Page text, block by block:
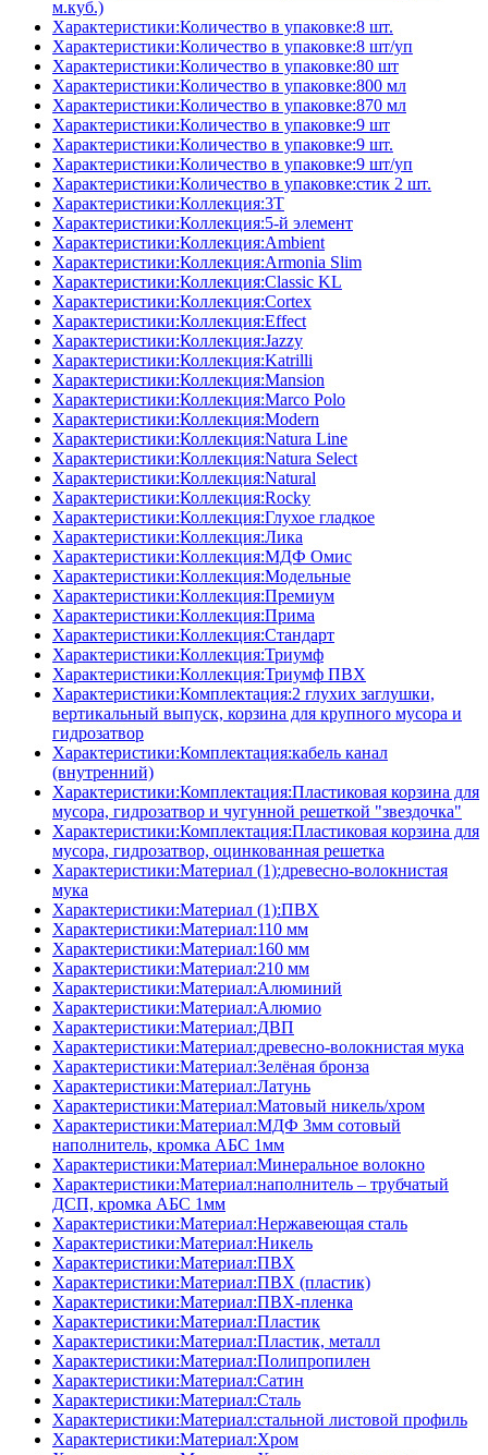
м.куб.)
Характеристики:Количество в упаковке:8 шт.
Характеристики:Количество в упаковке:8 шт/уп
Характеристики:Количество в упаковке:80 шт
Характеристики:Количество в упаковке:800 мл
Характеристики:Количество в упаковке:870 мл
Характеристики:Количество в упаковке:9 шт
Характеристики:Количество в упаковке:9 шт.
Характеристики:Количество в упаковке:9 шт/уп
Характеристики:Количество в упаковке:стик 2 шт.
Характеристики:Коллекция:3T
Характеристики:Коллекция:5-й элемент
Характеристики:Коллекция:Ambient
Характеристики:Коллекция:Armonia Slim
Характеристики:Коллекция:Classic KL
Характеристики:Коллекция:Cortex
Характеристики:Коллекция:Effect
Характеристики:Коллекция:Jazzy
Характеристики:Коллекция:Katrilli
Характеристики:Коллекция:Mansion
Характеристики:Коллекция:Marco Polo
Характеристики:Коллекция:Modern
Характеристики:Коллекция:Natura Line
Характеристики:Коллекция:Natura Select
Характеристики:Коллекция:Natural
Характеристики:Коллекция:Rocky
Характеристики:Коллекция:Глухое гладкое
Характеристики:Коллекция:Лика
Характеристики:Коллекция:МДФ Омис
Характеристики:Коллекция:Модельные
Характеристики:Коллекция:Премиум
Характеристики:Коллекция:Прима
Характеристики:Коллекция:Стандарт
Характеристики:Коллекция:Триумф
Характеристики:Коллекция:Триумф ПВХ
Характеристики:Комплектация:2 глухих заглушки,
вертикальный выпуск, корзина для крупного мусора и
гидрозатвор
Характеристики:Комплектация:кабель канал
(внутренний)
Характеристики:Комплектация:Пластиковая корзина для
мусора, гидрозатвор и чугунной решеткой "звездочка"
Характеристики:Комплектация:Пластиковая корзина для
мусора, гидрозатвор, оцинкованная решетка
Характеристики:Материал (1):древесно-волокнистая
мука
Характеристики:Материал (1):ПВХ
Характеристики:Материал:110 мм
Характеристики:Материал:160 мм
Характеристики:Материал:210 мм
Характеристики:Материал:Алюминий
Характеристики:Материал:Алюмио
Характеристики:Материал:ДВП
Характеристики:Материал:древесно-волокнистая мука
Характеристики:Материал:Зелёная бронза
Характеристики:Материал:Латунь
Характеристики:Материал:Матовый никель/хром
Характеристики:Материал:МДФ 3мм сотовый
наполнитель, кромка AБC 1мм
Характеристики:Материал:Минеральное волокно
Характеристики:Материал:наполнитель – трубчатый
ДСП, кромка AБC 1мм
Характеристики:Материал:Нержавеющая сталь
Характеристики:Материал:Никель
Характеристики:Материал:ПВХ
Характеристики:Материал:ПВХ (пластик)
Характеристики:Материал:ПВХ-пленка
Характеристики:Материал:Пластик
Характеристики:Материал:Пластик, металл
Характеристики:Материал:Полипропилен
Характеристики:Материал:Сатин
Характеристики:Материал:Сталь
Характеристики:Материал:стальной листовой профиль
Характеристики:Материал:Хром